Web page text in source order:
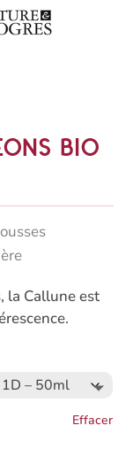
bio
la Callune est
Effacer